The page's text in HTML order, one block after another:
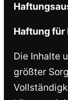
Haftung für
Die Inhalte
größter